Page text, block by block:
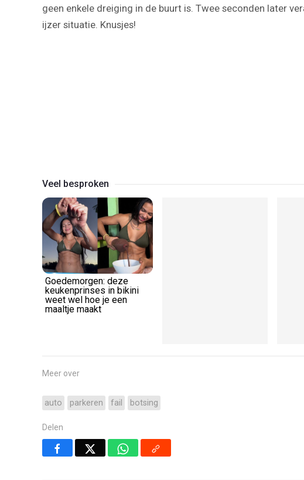
geen enkele dreiging in de buurt is. Twee seconden later
ijzer situatie. Knusjes!
Veel besproken
Goedemorgen: deze
keukenprinses in bikini
weet wel hoe je een
maaltje maakt
Meer over
auto parkeren fail botsing
Delen